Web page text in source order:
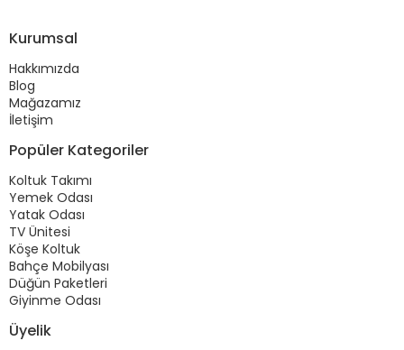
Kurumsal
Hakkımızda
Blog
Mağazamız
İletişim
Popüler Kategoriler
Koltuk Takımı
Yemek Odası
Yatak Odası
TV Ünitesi
Köşe Koltuk
Bahçe Mobilyası
Düğün Paketleri
Giyinme Odası
Üyelik